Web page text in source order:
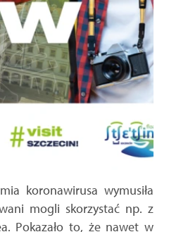
koronawirusa wymusiła
mogli skorzystać np. z
Pokazało to, że nawet w